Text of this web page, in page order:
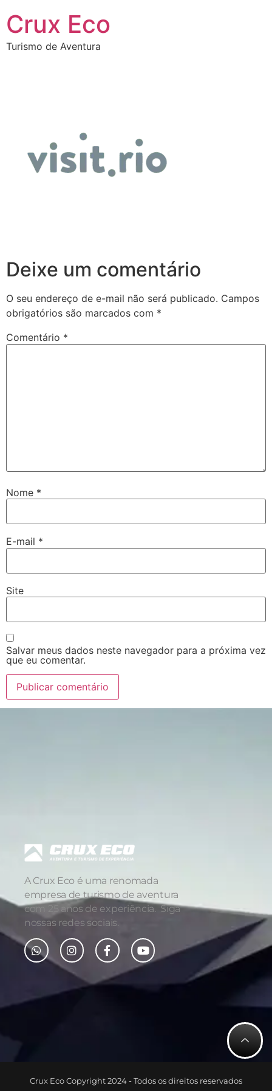
Crux Eco
Turismo de Aventura
Deixe um comentário
O seu endereço de e-mail não será publicado. Campos
obrigatórios são marcados com *
Comentário *
Nome *
E-mail *
Site
Salvar meus dados neste navegador para a próxima vez
que eu comentar.
A Crux Eco é uma renomada
empresa de turismo de aventura
com 25 anos de experiência. Siga
nossas redes sociais.
Crux Eco Copyright 2024 - Todos os direitos reservados